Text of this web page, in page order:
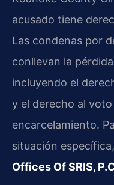
acusado tiene
Las condenas por
conllevan la
incluyendo el
y el derecho al
encarcelamiento.
situación
Offices Of SRIS,